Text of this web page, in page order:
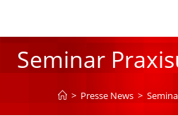
Seminar
> Presse News >